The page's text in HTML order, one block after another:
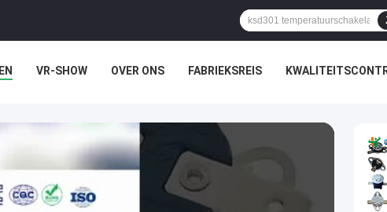
VR-SHOW OVER ONS FABRIEKSREIS